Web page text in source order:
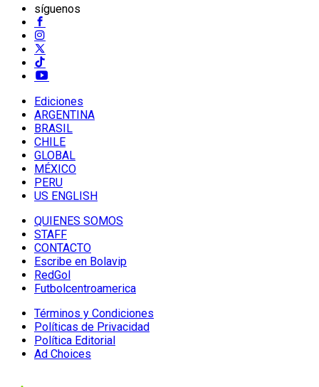
síguenos
Ediciones
ARGENTINA
BRASIL
CHILE
GLOBAL
MÉXICO
PERU
US ENGLISH
QUIENES SOMOS
STAFF
CONTACTO
Escribe en Bolavip
RedGol
Futbolcentroamerica
Términos y Condiciones
Políticas de Privacidad
Política Editorial
Ad Choices